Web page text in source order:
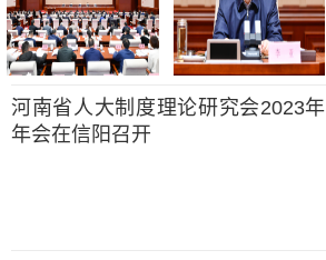
河南省人大制度理论研究会2023年
年会在信阳召开